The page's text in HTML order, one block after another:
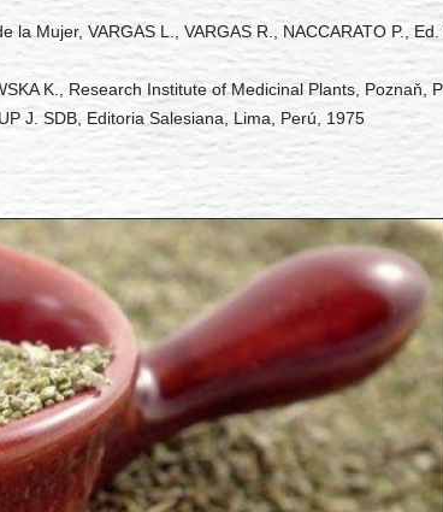
Mujer, VARGAS L., VARGAS R., NACCARATO P.,
K., Research Institute of Medicinal Plants, Poznaň,
J. SDB, Editoria Salesiana, Lima, Perú, 1975